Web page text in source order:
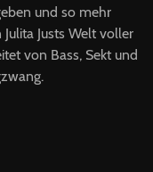
und so mehr
Justs Welt voller
von Bass, Sekt und